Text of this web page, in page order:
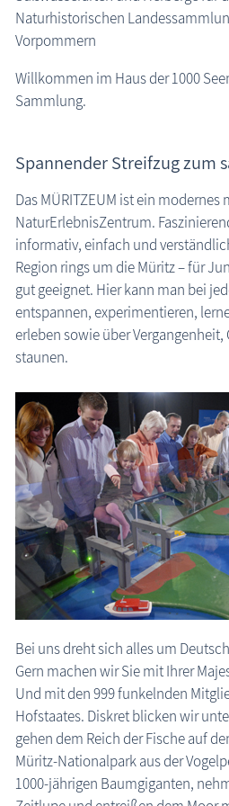
Museen
Fischland-Darß-Zingst
Nordvorpommern
Insel Hiddensee
Mecklenburgische Seenplatte
Rostock / Güstrow
Schwerin / Ludwigslust -
Vorpommern-Greifswald
Insel Usedom
ehemalige Museen
Naturzentren, Nationalparks
Promenaden
Schlösser & Burgen
Seebrücken, Molen
Sehenswertes »Dies und Das«
Steinkreise
Strandpromenaden,
Windmühlen, Mühlen
Zoo & Tierpark
Traditionelles
Zeitzeugen
Begriffe erklärt
Veranstaltungen
Naturhistorischen
Vorpommern
Willkommen im Haus der 1000
Sammlung.
Spannender Streifzug zum
Das MÜRITZEUM ist ein
NaturErlebnisZentrum.
informativ, einfach und
Region rings um die Müritz – für
gut geeignet. Hier kann man bei
entspannen, experimentieren,
erleben sowie über
staunen.
Bei uns dreht sich alles um
Gern machen wir Sie mit Ihrer
Und mit den 999 funkelnden
Hofstaates. Diskret blicken wir
gehen dem Reich der Fische auf
Müritz-Nationalpark aus der
1000-jährigen Baumgiganten,